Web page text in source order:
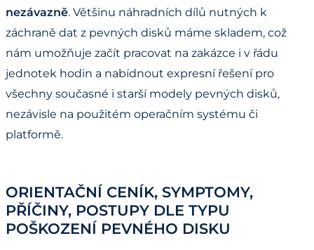
nezávazně. Většinu náhradních dílů nutných k
záchraně dat z pevných disků máme skladem, což
nám umožňuje začít pracovat na zakázce i v řádu
jednotek hodin a nabídnout expresní řešení pro
všechny současné i starší modely pevných disků,
nezávisle na použitém operačním systému či
platformě.
ORIENTAČNÍ CENÍK, SYMPTOMY,
PŘÍČINY, POSTUPY DLE TYPU
POŠKOZENÍ PEVNÉHO DISKU